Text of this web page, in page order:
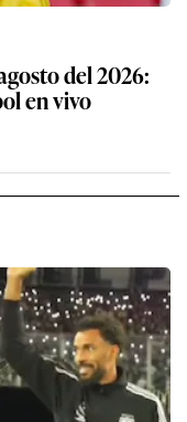
del 2026:
en vivo